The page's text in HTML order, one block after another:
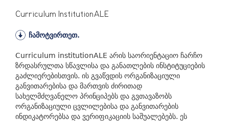
Curriculum InstitutionALE
ჩამოტვირთეთ.
Curriculum institutionALE არის საორიენტაციო ჩარჩო
ზრდასრულთა სწავლისა და განათლების ინსტიტუციების
გაძლიერებისთვის. ის გვაწვდის ორგანიზაციული
განვითარებისა და მართვის ძირითად
სახელმძღვანელო პრინციპებს და გვთავაზობს
ორგანიზაციული ცვლილებისა და განვითარების
ინდიკატორებსა და ვერიფიკაციის საშუალებებს. ეს